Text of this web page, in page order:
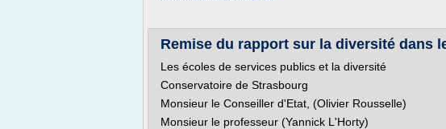
Remise du rapport sur la diversité dans
Les écoles de services publics et la diversité
Conservatoire de Strasbourg
Monsieur le Conseiller d'Etat, (Olivier Rousselle)
Monsieur le professeur (Yannick L'Horty)